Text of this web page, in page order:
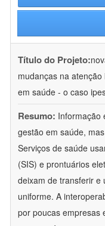
Título do Projeto:
mudanças na
em saúde - o caso
Resumo: Informação
gestão em saúde,
Serviços de saúde
(SIS) e prontuários
deixam de transferir e
uniforme. A
por poucas empresas